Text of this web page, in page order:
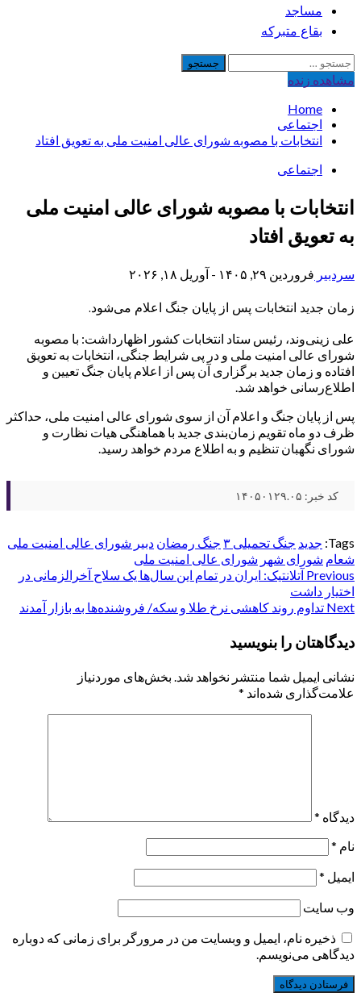
مساجد
بقاع متبرکه
جستجو
برای:
مشاهده‌ زنده
Home
اجتماعی
انتخابات با مصوبه شورای عالی امنیت ملی به تعویق افتاد
اجتماعی
انتخابات با مصوبه شورای عالی امنیت ملی
به تعویق افتاد
سردبیر فروردین ۲۹, ۱۴۰۵ - آوریل ۱۸, ۲۰۲۶
زمان جدید انتخابات پس از پایان جنگ اعلام می‌شود.
علی زینی‌وند، رئیس ستاد انتخابات کشور اظهارداشت: با مصوبه
شورای عالی امنیت ملی و در پی شرایط جنگی، انتخابات به تعویق
افتاده و زمان جدید برگزاری آن پس از اعلام پایان جنگ تعیین و
اطلاع‌رسانی خواهد شد.
پس از پایان جنگ و اعلام آن از سوی شورای عالی امنیت ملی، حداکثر
ظرف دو ماه تقویم زمان‌بندی جدید با هماهنگی هیات نظارت و
شورای نگهبان تنظیم و به اطلاع مردم خواهد رسید.
کد خبر: ۱۴۰۵۰۱۲۹.۰۵
Tags: جدید جنگ تحمیلی ۳ جنگ رمضان دبیر شورای عالی امنیت ملی
شعام شورای شهر شورای عالی امنیت ملی
Post
navigation
Previous آتلانتیک: ایران در تمام این سال‌ها یک سلاح آخرالزمانی در
اختیار داشت
Next تداوم روند کاهشی نرخ طلا و سکه/ فروشنده‌ها به بازار آمدند
دیدگاهتان را بنویسید
نشانی ایمیل شما منتشر نخواهد شد. بخش‌های موردنیاز
علامت‌گذاری شده‌اند *
دیدگاه *
نام *
ایمیل *
وب‌ سایت
ذخیره نام، ایمیل و وبسایت من در مرورگر برای زمانی که دوباره
دیدگاهی می‌نویسم.